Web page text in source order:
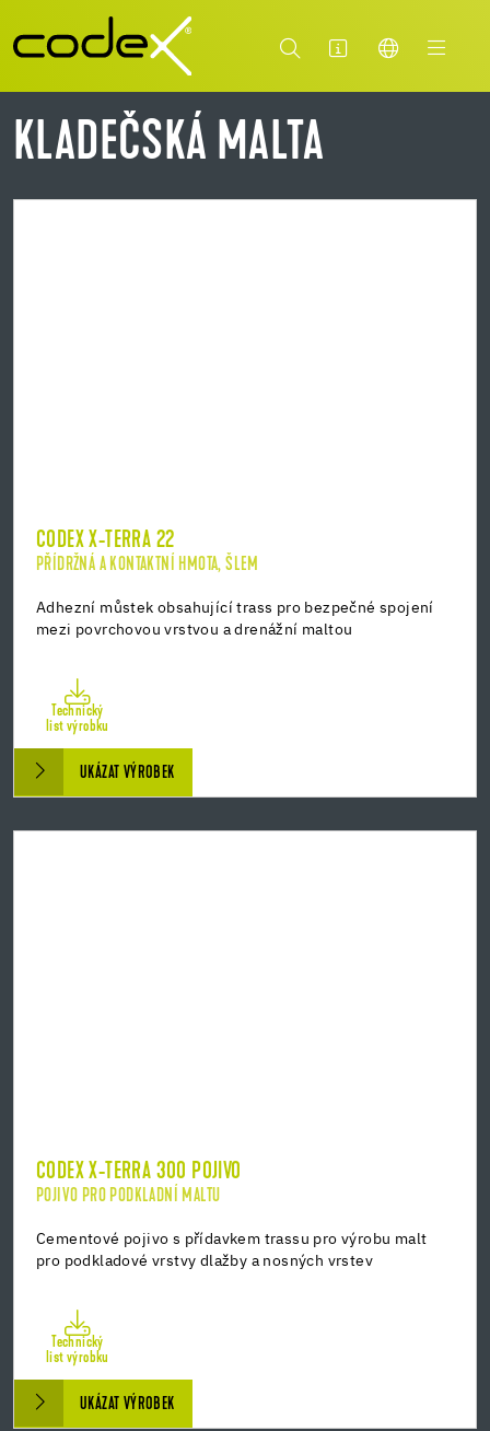
KLADEČSKÁ MALTA
CODEX X-TERRA 22
PŘÍDRŽNÁ A KONTAKTNÍ HMOTA, ŠLEM
Adhezní můstek obsahující trass pro bezpečné spojení
mezi povrchovou vrstvou a drenážní maltou
Technický
list výrobku
UKÁZAT VÝROBEK
CODEX X-TERRA 300 POJIVO
POJIVO PRO PODKLADNÍ MALTU
Cementové pojivo s přídavkem trassu pro výrobu malt
pro podkladové vrstvy dlažby a nosných vrstev
Technický
list výrobku
UKÁZAT VÝROBEK